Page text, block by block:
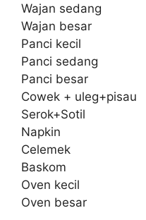
Wajan sedang
Wajan besar
Panci kecil
Panci sedang
Panci besar
Cowek + uleg+pisau
Serok+Sotil
Napkin
Celemek
Baskom
Oven kecil
Oven besar